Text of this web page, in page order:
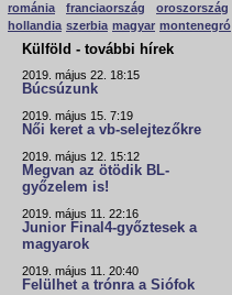
románia
franciaország oroszország
hollandia szerbia magyar montenegró
Külföld - további hírek
2019. május 22. 18:15
Búcsúzunk
2019. május 15. 7:19
Női keret a vb-selejtezőkre
2019. május 12. 15:12
Megvan az ötödik BL-
győzelem is!
2019. május 11. 22:16
Junior Final4-győztesek a
magyarok
2019. május 11. 20:40
Felülhet a trónra a Siófok